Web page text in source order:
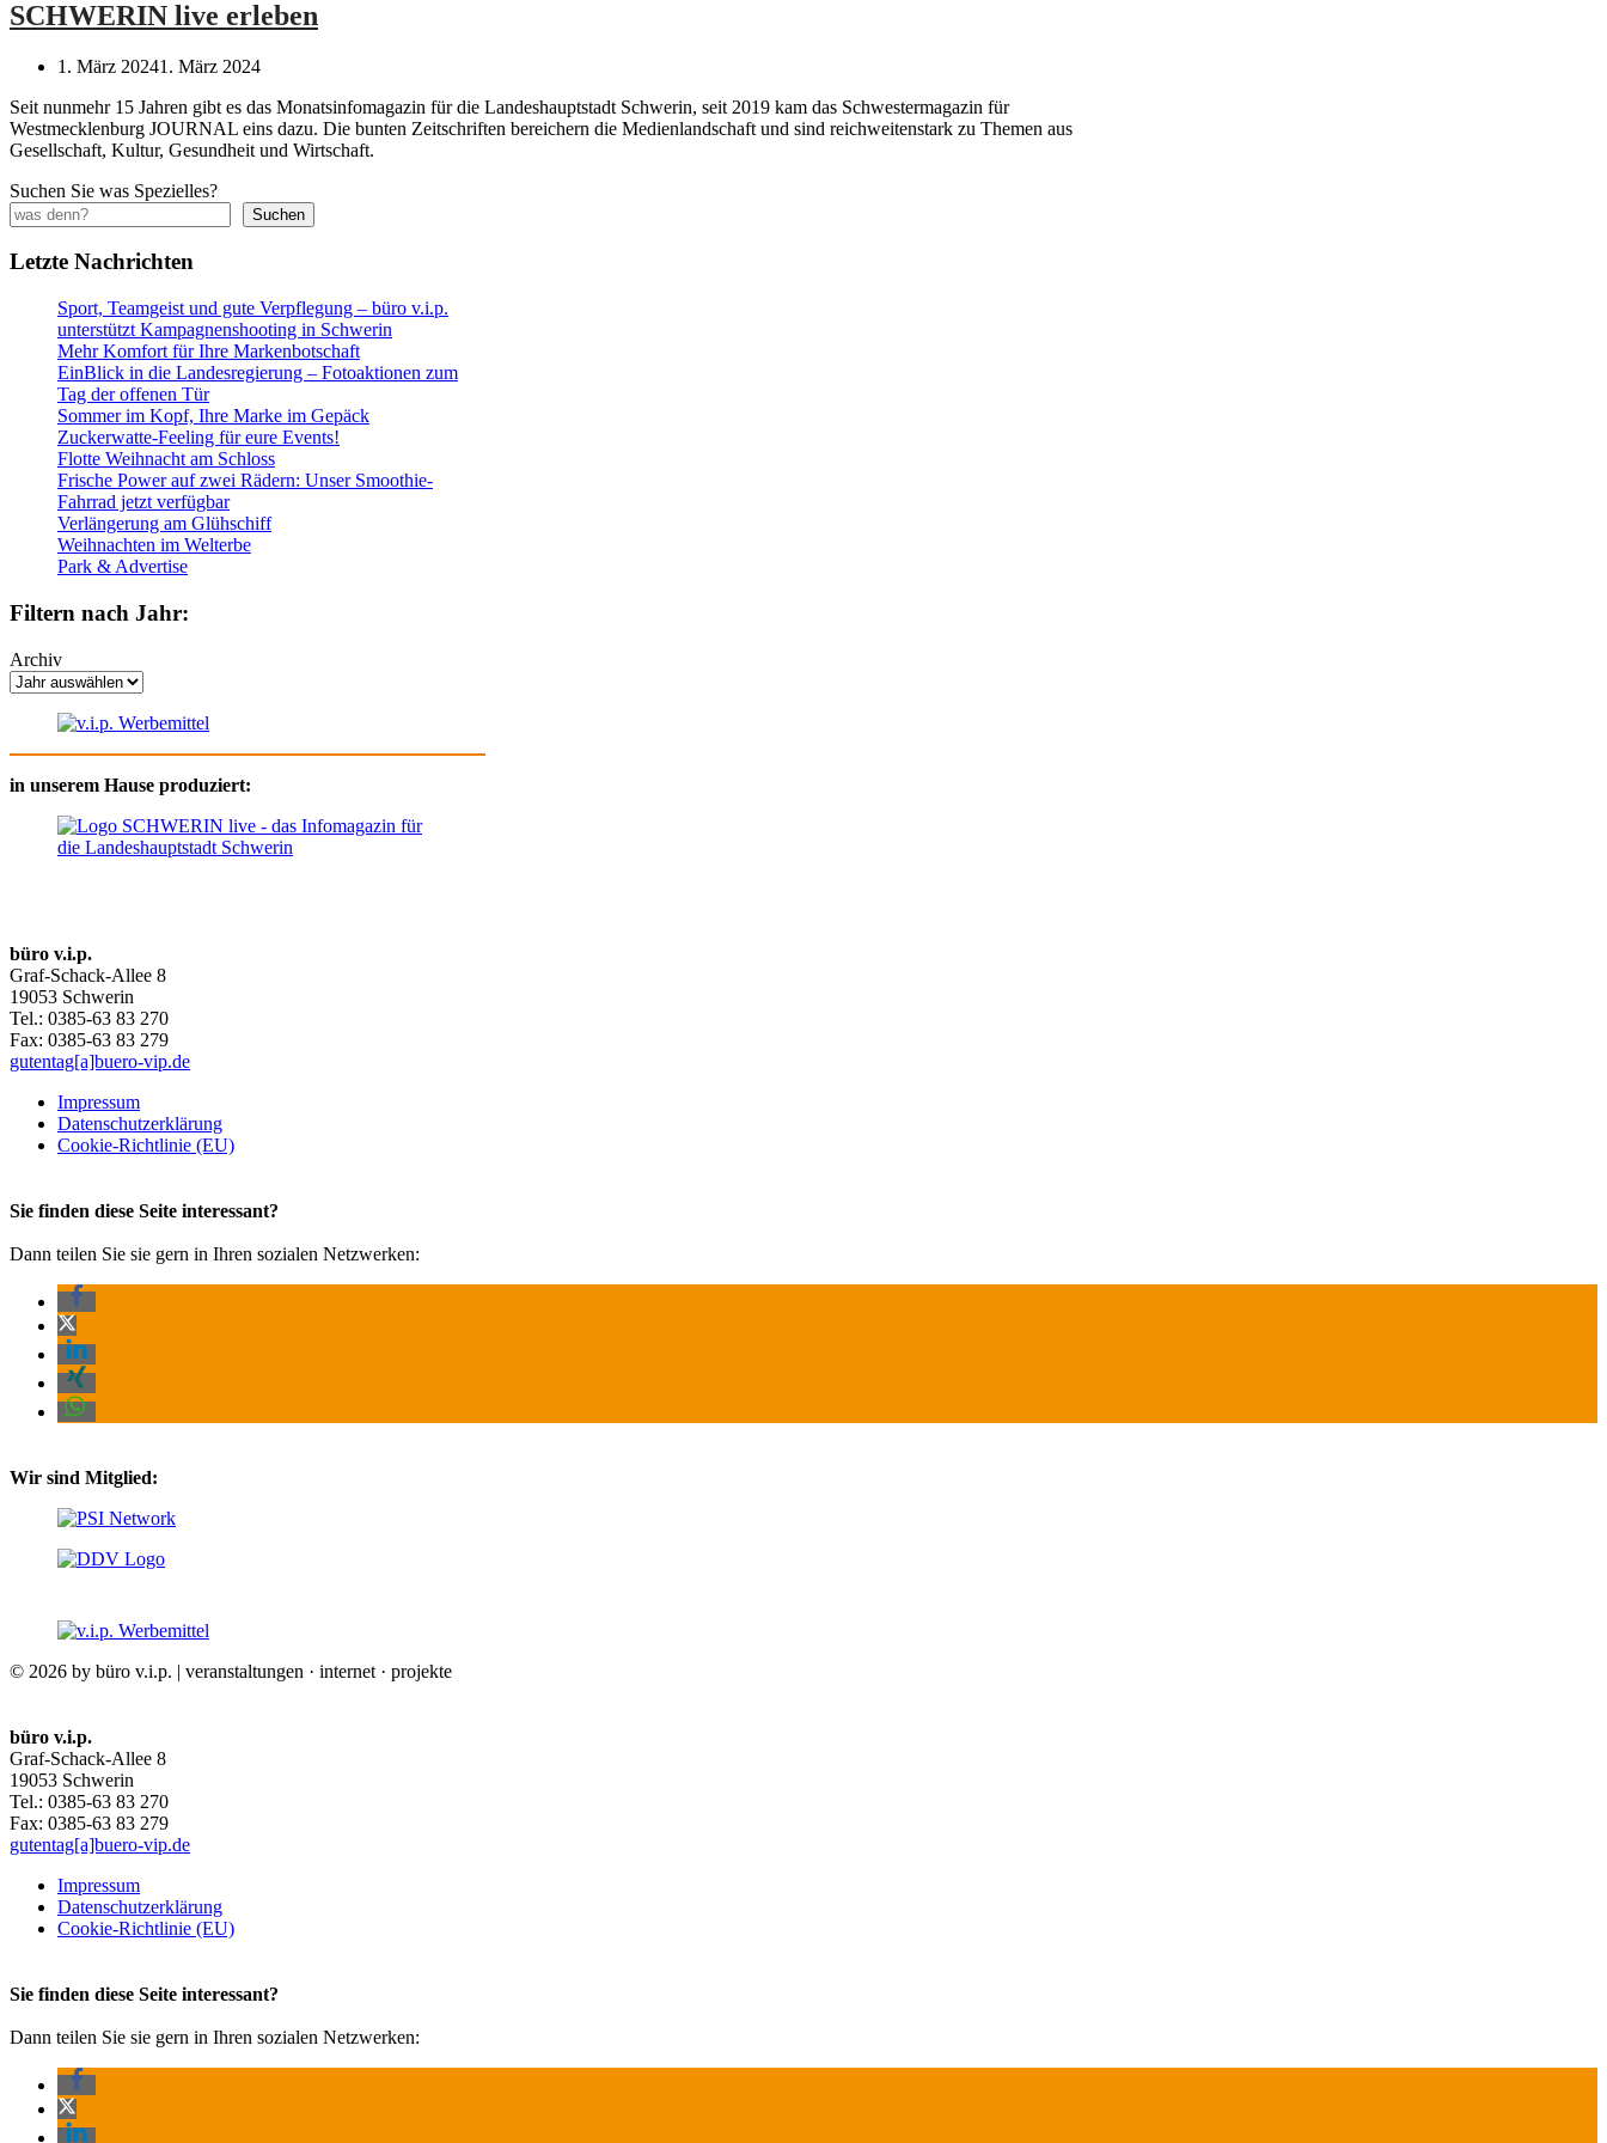
SCHWERIN live erleben
1. März 20241. März 2024
Seit nunmehr 15 Jahren gibt es das Monatsinfomagazin für die Landeshauptstadt Schwerin, seit 2019 kam das Schwestermagazin für
Westmecklenburg JOURNAL eins dazu. Die bunten Zeitschriften bereichern die Medienlandschaft und sind reichweitenstark zu Themen aus
Gesellschaft, Kultur, Gesundheit und Wirtschaft.
Suchen Sie was Spezielles?
Suchen
Letzte Nachrichten
Sport, Teamgeist und gute Verpflegung – büro v.i.p.
unterstützt Kampagnenshooting in Schwerin
Mehr Komfort für Ihre Markenbotschaft
EinBlick in die Landesregierung – Fotoaktionen zum
Tag der offenen Tür
Sommer im Kopf, Ihre Marke im Gepäck
Zuckerwatte-Feeling für eure Events!
Flotte Weihnacht am Schloss
Frische Power auf zwei Rädern: Unser Smoothie-
Fahrrad jetzt verfügbar
Verlängerung am Glühschiff
Weihnachten im Welterbe
Park & Advertise
Filtern nach Jahr:
Archiv
in unserem Hause produziert:
büro v.i.p.
Graf-Schack-Allee 8
19053 Schwerin
Tel.: 0385-63 83 270
Fax: 0385-63 83 279
gutentag[a]buero-vip.de
Impressum
Datenschutz­erklärung
Cookie-Richtlinie (EU)
Sie finden diese Seite interessant?
Dann teilen Sie sie gern in Ihren sozialen Netzwerken:
Wir sind Mitglied:
© 2026 by büro v.i.p. | veranstaltungen · internet · projekte
büro v.i.p.
Graf-Schack-Allee 8
19053 Schwerin
Tel.: 0385-63 83 270
Fax: 0385-63 83 279
gutentag[a]buero-vip.de
Impressum
Datenschutz­erklärung
Cookie-Richtlinie (EU)
Sie finden diese Seite interessant?
Dann teilen Sie sie gern in Ihren sozialen Netzwerken: